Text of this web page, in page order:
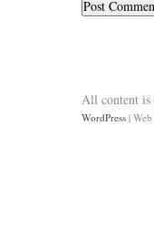
All content
WordPress |